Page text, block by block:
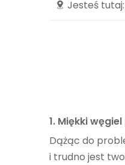
Jesteś tutaj:
1. Miękki
Dążąc do
i trudno jest